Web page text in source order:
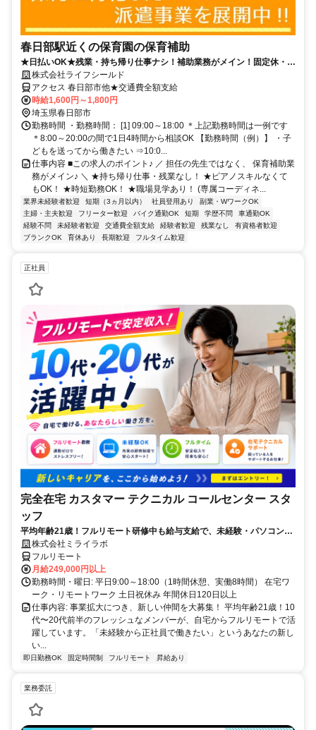
春日部駅近くの保育園の保育補助
★日払いOK★残業・持ち帰り仕事ナシ！補助業務がメイン！固定休・時
短相談もお気軽に♪【駅チカ】
株式会社ライフシールド
アクセス 春日部市他★交通費全額支給
時給1,600円～1,800円
埼玉県春日部市
勤務時間 ・勤務時間： [1] 09:00～18:00 ＊上記勤務時間は一例です
＊8:00～20:00の間で1日4時間から相談OK 【勤務時間（例）】 ・子
どもを送ってから働きたい ⇒10:0...
仕事内容 ■この求人のポイント♪ ／ 担任の先生ではなく、 保育補助業
務がメイン♪ ＼ ★持ち帰り仕事・残業なし！ ★ピアノスキルなくて
もOK！ ★時短勤務OK！ ★職場見学あり！ (専属コーディネ...
業界未経験者歓迎 短期（3ヵ月以内） 社員登用あり
副業・WワークOK
主婦・主夫歓迎
フリーター歓迎 バイク通勤OK 短期 学歴不問
車通勤OK
経験不問
未経験者歓迎 交通費全額支給 経験者歓迎 残業なし
有資格者歓迎
ブランクOK
育休あり 長期歓迎 フルタイム歓迎
正社員
完全在宅 カスタマー テクニカル コールセンター スタ
ッフ
平均年齢21歳！フルリモート研修中も給与支給で、未経験・パソコンス
キルゼロからOK！パソコン貸出＆ノルマなし！
株式会社ミライラボ
フルリモート
月給249,000円以上
勤務時間・曜日: 平日9:00～18:00（1時間休憩、実働8時間） 在宅ワ
ーク・リモートワーク 土日祝休み 年間休日120日以上
仕事内容: 事業拡大につき、新しい仲間を大募集！ 平均年齢21歳！10
代〜20代前半のフレッシュなメンバーが、自宅からフルリモートで活
躍しています。「未経験から正社員で働きたい」というあなたの新し
い...
即日勤務OK 固定時間制 フルリモート 昇給あり
業務委託